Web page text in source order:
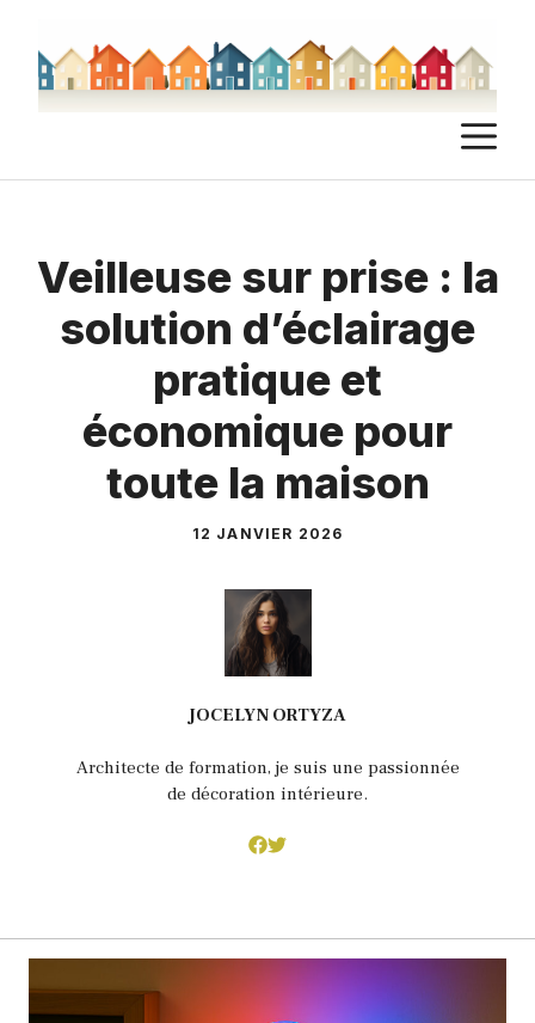
contenu
Veilleuse sur prise : la
solution d’éclairage
pratique et
économique pour
toute la maison
12 JANVIER 2026
JOCELYN ORTYZA
Architecte de formation, je suis une passionnée
de décoration intérieure.